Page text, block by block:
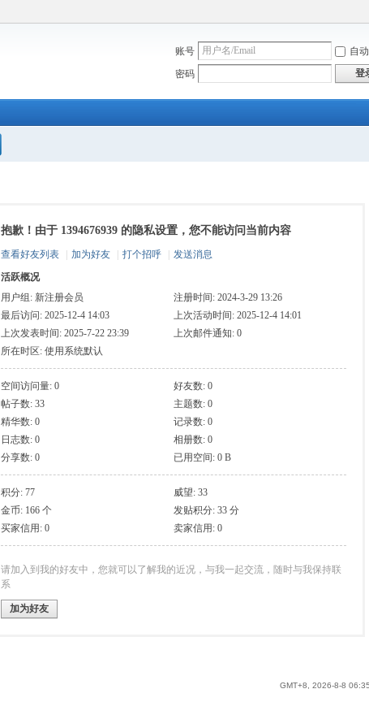
账号 自
密码
登
抱歉！由于 1394676939 的隐私设置，您不能访问当前内容
查看好友列表 加为好友 打个招呼
发送消息
活跃概况
用户组: 新注册会员
注册时间: 2024-3-29 13:26
最后访问: 2025-12-4 14:03
上次活动时间: 2025-12-4 14:01
上次发表时间: 2025-7-22 23:39
上次邮件通知: 0
所在时区: 使用系统默认
空间访问量: 0
好友数: 0
帖子数: 33
主题数: 0
精华数: 0
记录数: 0
日志数: 0
相册数: 0
分享数: 0
已用空间: 0 B
积分: 77
威望: 33
金币: 166 个
发贴积分: 33 分
买家信用: 0
卖家信用: 0
请加入到我的好友中，您就可以了解我的近况，与我一起交流，随时与我保持联
系
加为好友
GMT+8, 2026-8-8 06:35